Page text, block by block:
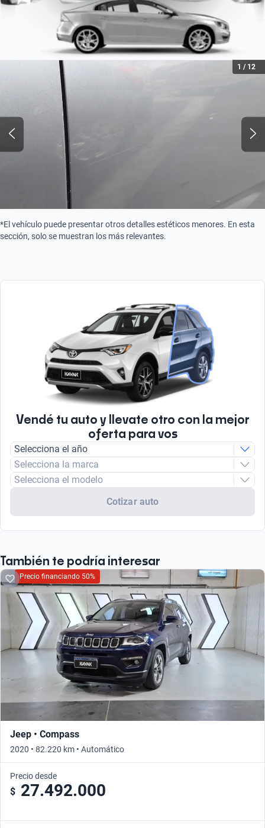
Tipo de Combustible
1 / 12
*El vehículo puede presentar otros detalles estéticos menores. En esta
sección, solo se muestran los más relevantes.
Vendé tu auto y llevate otro con la mejor
oferta para vos
Selecciona el año
Selecciona la marca
Selecciona el modelo
Cotizar auto
También te podría interesar
Precio financiando 50%
Jeep • Compass
2020 • 82.220 km • Automático
Precio desde
$ 27.492.000